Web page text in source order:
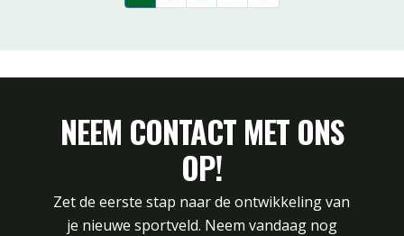
NEEM CONTACT MET ONS
OP!
Zet de eerste stap naar de ontwikkeling van
je nieuwe sportveld. Neem vandaag nog